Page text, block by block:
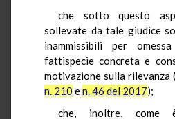
che sotto questo
sollevate da tale giudice
inammissibili per
fattispecie concreta e
motivazione sulla rilevanza (
n. 210 en. 46 del 2017);
che, inoltre, come